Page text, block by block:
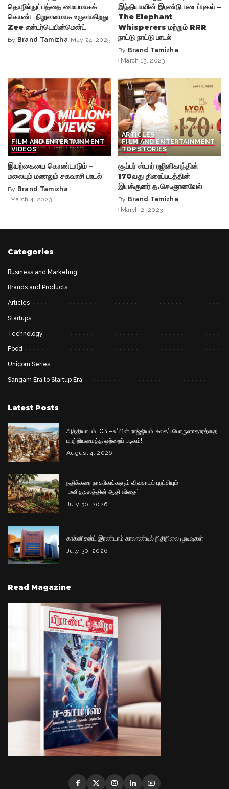
தொழில்நுட்பத்தை மையமாகக்
கொண்ட நிறுவனமாக உருவாகிறது
Zee என்டர்டெயின்மென்ட்
Posted
By Brand Tamizha May 24, 2025
இந்தியாவின் இரண்டு படைப்புகள் –
The Elephant
Whisperers மற்றும் RRR
நாட்டு நாட்டு பாடல்
Posted
by
By Brand Tamizha
March 13, 2023
FILM AND ENTERTAINMENT
VIDEOS
இயற்கையை கொண்டாடும் –
மலையும் மணலும் சகவாசி பாடல்
Posted
by
By Brand Tamizha
March 4, 2023
ARTICLES
FILM AND ENTERTAINMENT
TOP STORIES
சூப்பர் ஸ்டார் ரஜினிகாந்தின்
170வது திரைப்படத்தின்
இயக்குனர் த.செ.ஞானவேல்
Posted
by
By Brand Tamizha
March 2, 2023
Categories
Business and Marketing
Brands and Products
Articles
Startups
Technology
Food
Unicorn Series
Sangam Era to Startup Era
Latest Posts
அத்தியாயம்: 03 – உப்பின் ராஜ்ஜியம்: உலகப் பொருளாதாரத்தை
மாற்றியமைத்த ஒற்றைப் படிகம்!
August 4, 2026
நதிக்கரை நாகரிகங்களும் விவசாயப் புரட்சியும்:
‘மனிதகுலத்தின் ஆதி விதை’!
July 30, 2026
காக்னிசன்ட் இரண்டாம் காலாண்டில் நிதிநிலை முடிவுகள்
July 30, 2026
Read Magazine